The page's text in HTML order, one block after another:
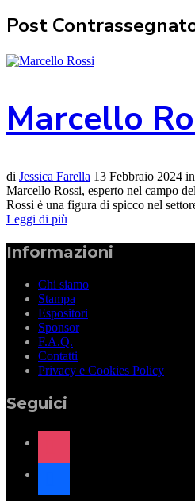
Post
Marcello
di Jessica Farella 13 Febbraio 2024 in
Marcello Rossi, esperto nel campo
Rossi è una figura di spicco nel
Leggi di più
Informazioni
Chi siamo
Stampa
Espositori
Sponsor
F.A.Q.
Contatti
Privacy e Cookies Policy
Seguici
instagram
facebook
x